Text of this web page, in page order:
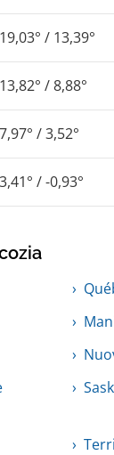
19,03° / 13,39°
13,82° / 8,88°
7,97° / 3,52°
3,41° / -0,93°